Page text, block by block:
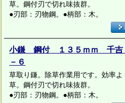
草。鋼付刃で切れ味抜群。
●刃部：刃物鋼。●柄部：木。
小鎌 鋼付 １３５ｍｍ 千吉
－６
草取り鎌。除草作業用です。効率よ
草。鋼付刃で切れ味抜群。
●刃部：刃物鋼。●柄部：木。